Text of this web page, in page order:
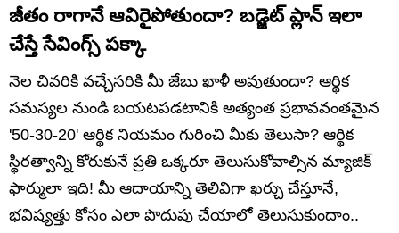
జీతం రాగానే ఆవిరైపోతుందా? బడ్జెట్ ప్లాన్ ఇలా
చేస్తే సేవింగ్స్‌ పక్కా
నెల చివరికి వచ్చేసరికి మీ జేబు ఖాళీ అవుతుందా? ఆర్థిక
సమస్యల నుండి బయటపడటానికి అత్యంత ప్రభావవంతమైన
'50-30-20' ఆర్థిక నియమం గురించి మీకు తెలుసా? ఆర్థిక
స్థిరత్వాన్ని కోరుకునే ప్రతి ఒక్కరూ తెలుసుకోవాల్సిన మ్యాజిక్
ఫార్ములా ఇది! మీ ఆదాయాన్ని తెలివిగా ఖర్చు చేస్తూనే,
భవిష్యత్తు కోసం ఎలా పొదుపు చేయాలో తెలుసుకుందాం..